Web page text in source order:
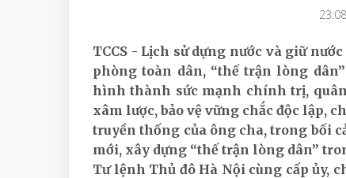
TCCS - Lịch sử dựng nước và giữ
phòng toàn dân, “thế trận lòng
hình thành sức mạnh chính trị,
xâm lược, bảo vệ vững chắc độc lập,
truyền thống của ông cha, trong bối
mới, xây dựng “thế trận lòng dân”
Tư lệnh Thủ đô Hà Nội cùng cấp ủy,